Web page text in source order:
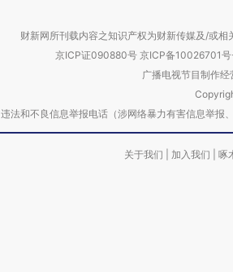
财新网所刊载内容之知识产权为财新传媒及/或相
京ICP证090880号 京ICP备10026701
广播电视节目制作
违法和不良信息举报电话（涉网络暴力有害信息举
关于我们 加入我们 啄